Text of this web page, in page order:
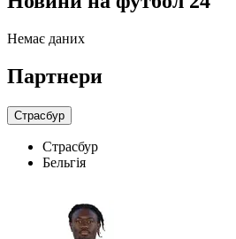
Немає даних
Партнери
Страсбур
Страсбур
Бельгія